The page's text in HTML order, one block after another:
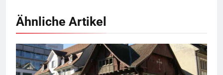
Ähnliche Artikel
Rotes Haus, Dornbirn,Quelle© Böhringer FriedrichCC BY-SA 2.5
Wikimedia Commons